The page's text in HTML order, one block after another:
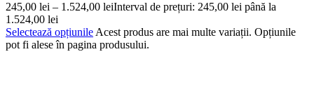
245,00 lei – 1.524,00 leiInterval de prețuri: 245,00 lei până la
1.524,00 lei
Selectează opțiunile Acest produs are mai multe variații. Opțiunile
pot fi alese în pagina produsului.